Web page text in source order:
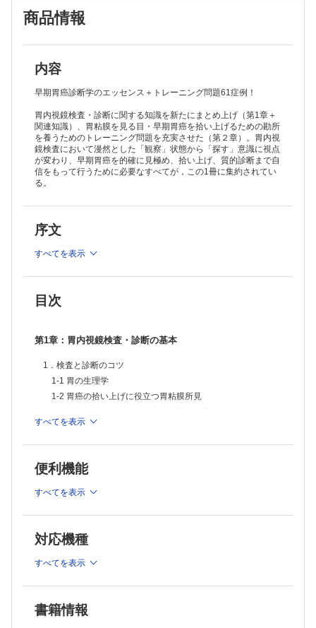
商品情報
内容
早期胃癌診断学のエッセンス＋トレーニング問題61症例！
胃内視鏡検査・診断に関する知識を新たにまとめ上げ（第1章＋
関連知識）、胃粘膜を見る目・早期胃癌を拾い上げるための勘所
を養うためのトレーニング問題を充実させた（第２章）。胃内視
鏡検査において漫然とした「観察」状態から「探す」意識に視点
が変わり、早期胃癌を的確に見極め、拾い上げ、質的診断まで自
信をもって行うために必要なすべてが，この1冊に集約されてい
る。
序文
すべてを表示
目次
第1章：胃内視鏡検査・診断の基本
1．検査と診断のコツ
1-1 胃の生理学
1-2 胃癌の拾い上げに役立つ胃粘膜所見
1-4 リスク層別化を考慮した観察のコツ
1-5 ピロリ陰性胃癌の診かた?ピロリ未感染胃癌と除菌後胃
1-6 見落としの少ない内視鏡の操作手順とコツ
1-7 拡大観察の基礎知識
・ピロリ感染と胃癌発癌
・対策型胃がん検診における胃内視鏡検診の目的と意義
・早期胃癌典型例でのNBI・BLI画像の比較
2．検査前のポイント
2-3 抗血小板抗凝固の新ガイドラインを考慮した生検
すべてを表示
便利機能
すべてを表示
対応機種
すべてを表示
書籍情報